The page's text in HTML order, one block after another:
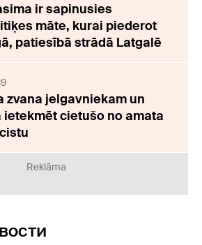
ir sapinusies
māte, kurai piederot
patiesībā strādā Latgalē
zvana jelgavniekam un
cietušo no amata
Reklāma